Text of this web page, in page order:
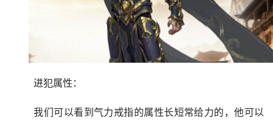
	进犯属性：
	我们可以看到气力戒指的属性长短常给力的，他可以